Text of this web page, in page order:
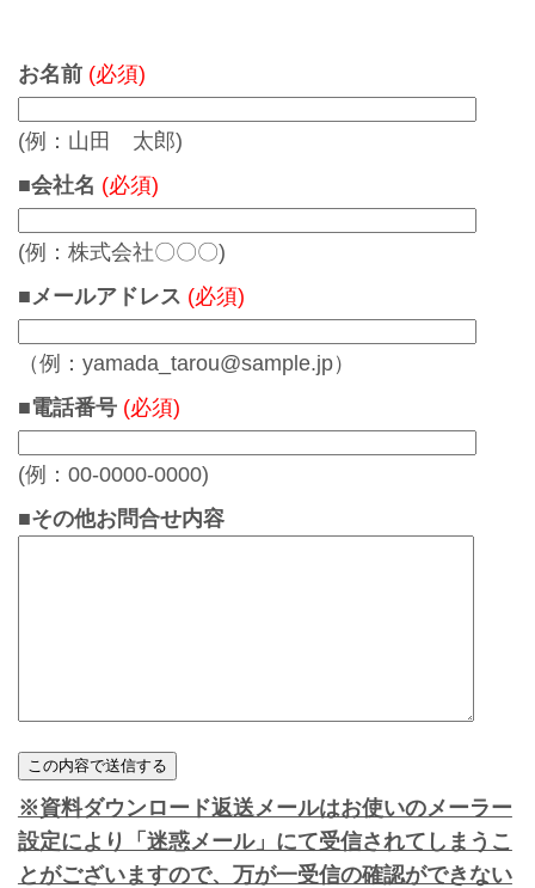
お名前 (必須)
(例：山田 太郎)
■会社名 (必須)
(例：株式会社〇〇〇)
■メールアドレス (必須)
（例：yamada_tarou@sample.jp）
■電話番号 (必須)
(例：00-0000-0000)
■その他お問合せ内容
※資料ダウンロード返送メールはお使いのメーラー
設定により「迷惑メール」にて受信されてしまうこ
とがございますので、万が一受信の確認ができない